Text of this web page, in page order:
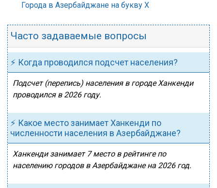
Города в Азербайджане на букву Х
Часто задаваемые вопросы
⚡ Когда проводился подсчет населения?
Подсчет (перепись) населения в городе Ханкенди
проводился в 2026 году.
⚡ Какое место занимает Ханкенди по
численности населения в Азербайджане?
Ханкенди занимает 7 место в рейтинге по
населению городов в Азербайджане на 2026 год.